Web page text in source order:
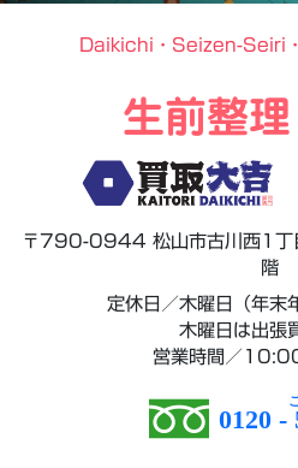
Daikichi・Seizen-Seiri
生前整理
〒790-0944 松山市古川西1丁
階
定休日／木曜日（年末
木曜日は出張
営業時間／
0120 -